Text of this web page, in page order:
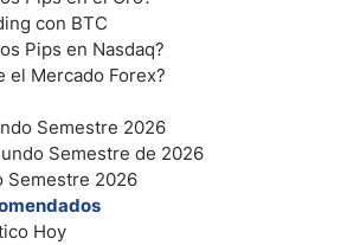
con BTC
Pips en Nasdaq?
el Mercado Forex?
Semestre 2026
Semestre de 2026
Semestre 2026
Hoy